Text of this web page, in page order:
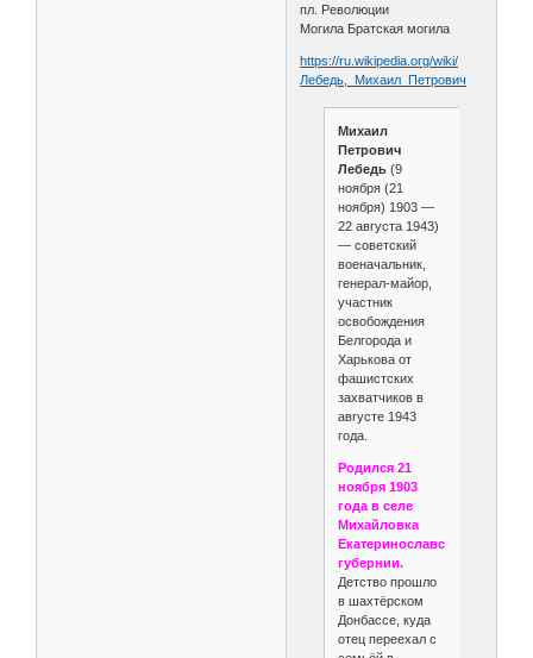
пл. Революции
Могила Братская могила
https://ru.wikipedia.org/wiki/
Лебедь,_Михаил_Петрович
Михаил
Петрович
Лебедь(9
ноября (21
ноября) 1903 —
22 августа 1943)
— советский
военачальник,
генерал-майор,
участник
освобождения
Белгорода и
Харькова от
фашистских
захватчиков в
августе 1943
года.
Родился 21
ноября 1903
года в селе
Михайловка
Екатеринославской
губернии.
Детство прошло
в шах­тёрском
Донбассе, куда
отец переехал с